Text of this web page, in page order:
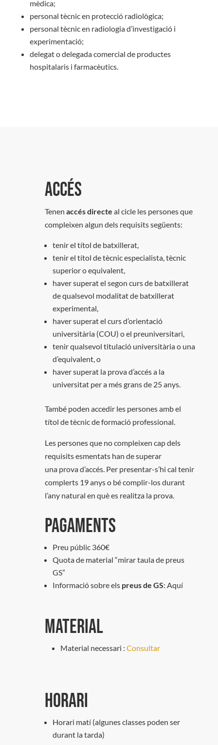
mèdica;
personal tècnic en protecció radiològica;
personal tècnic en radiologia d’investigació i
experimentació;
delegat o delegada comercial de productes
hospitalaris i farmacèutics.
Accés
Tenen accés directe al cicle les persones que
compleixen algun dels requisits següents:
tenir el títol de batxillerat,
tenir el títol de tècnic especialista, tècnic
superior o equivalent,
haver superat el segon curs de batxillerat
de qualsevol modalitat de batxillerat
experimental,
haver superat el curs d’orientació
universitària (COU) o el preuniversitari,
tenir qualsevol titulació universitària o una
d’equivalent, o
haver superat la prova d’accés a la
universitat per a més grans de 25 anys.
També poden accedir les persones amb el
títol de tècnic de formació professional.
Les persones que no compleixen cap dels
requisits esmentats han de superar
una prova d’accés. Per presentar-s’hi cal tenir
complerts 19 anys o bé complir-los durant
l’any natural en què es realitza la prova.
Pagaments
Preu públic 360€
Quota de material “mirar taula de preus
GS”
Informació sobre els preus de GS: Aquí
Material
Material necessari : Consultar
Horari
Horari matí (algunes classes poden ser
durant la tarda)